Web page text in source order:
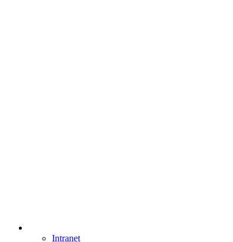
Intranet